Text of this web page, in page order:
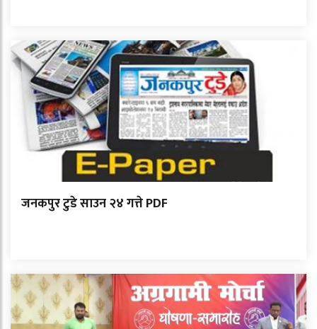
जनकपुर टुडे साउन २४ गत्ते PDF